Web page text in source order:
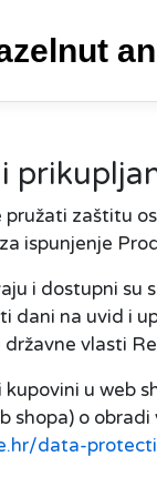
pružati zaštitu
ispunjenje
i dostupni
dani na uvid i
državne vlasti
u web
shopa) o
data-